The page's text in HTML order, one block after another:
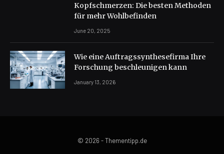
Kopfschmerzen: Die besten Methoden
für mehr Wohlbefinden
June 20, 2025
Wie eine Auftragssynthesefirma Ihre
Forschung beschleunigen kann
January 13, 2026
© 2026 - Thementipp.de